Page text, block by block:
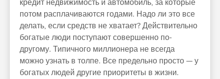
кредит недвижимость и автомобиль, за которые
потом расплачиваются годами. Надо ли это все
делать, если средств не хватает? Действительно
богатые люди поступают совершенно по-
другому. Типичного миллионера не всегда
можно узнать в толпе. Все предельно просто — у
богатых людей другие приоритеты в жизни.